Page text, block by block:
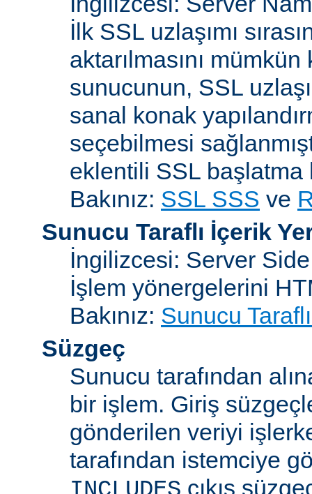
İlk SSL uzlaşımı
aktarılmasını
sunucunun, SSL
sanal konak
seçebilmesi
eklentili SSL
Bakınız: SSL SSS ve
Sunucu Taraflı İçerik
İngilizcesi: Server
İşlem yönergelerini
Bakınız: Sunucu
Süzgeç
Sunucu tarafından
bir işlem. Giriş
gönderilen veriyi
tarafından istemciye
çıkış